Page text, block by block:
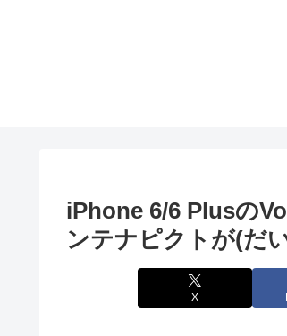
iPhone 6/6 Plusの
ンテナピクトが(だ
X